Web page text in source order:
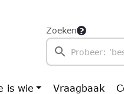
Zoeken
is wie Vraagbaak